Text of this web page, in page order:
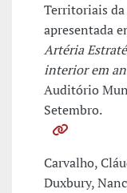
Territoriais da
apresentada
Artéria
interior em
Auditório
Setembro.
Carvalho,
Duxbury,